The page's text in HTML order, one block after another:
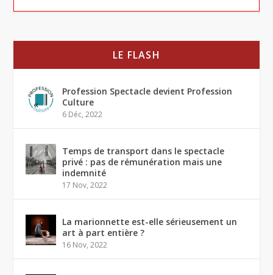
LE FLASH
Profession Spectacle devient Profession
Culture
6 Déc, 2022
Temps de transport dans le spectacle
privé : pas de rémunération mais une
indemnité
17 Nov, 2022
La marionnette est-elle sérieusement un
art à part entière ?
16 Nov, 2022